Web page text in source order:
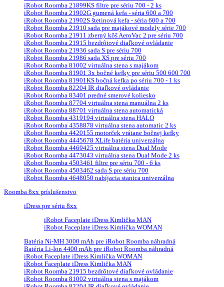
iRobot Roomba 21899KS filtre pre sériu 700 - 2 ks
iRobot Roomba 21902G gumená kefa - séria 600 a 700
iRobot Roomba 21902S štetinová kefa - séria 600 a 700
iRobot Roomba 21910 sada pre majákové modely série 700
iRobot Roomba 21911 zberný kôš AeroVac 2 pre sériu 700
iRobot Roomba 21915 bezdrôtové diaľkové ovládanie
iRobot Roomba 21936 sada S pre sériu 700
iRobot Roomba 21986 sada XS pre sériu 700
iRobot Roomba 81002 virtuálna stena s majákom
iRobot Roomba 81901 3x bočné kefky pre sériu 500 600 700
iRobot Roomba 81901KS bočná kefka po sériu 700 - 1 ks
iRobot Roomba 82204 IR diaľkové ovládanie
iRobot Roomba 83401 predné smerové koliesko
iRobot Roomba 87704 virtuálna stena manuálna 2 ks
iRobot Roomba 88701 virtuálna stena automatická
iRobot Roomba 4319194 virtuálna stena HALO
iRobot Roomba 4358878 virtuálna stena automatic 2 ks
iRobot Roomba 4420155 motorček vrátane bočnej kefky
iRobot Roomba 4445678 XLife batéria univerzálna
iRobot Roomba 4469425 virtuálna stena Dual Mode
iRobot Roomba 4473043 virtuálna stena Dual Mode 2 ks
iRobot Roomba 4503461 filtre pre sériu 700 - 6 ks
iRobot Roomba 4503462 sada S pre sériu 700
iRobot Roomba 4648050 nabíjacia stanica univerzálna
Roomba 8xx príslušenstvo
iDress pre sériu 8xx
iRobot Faceplate iDress Kimlička MAN
iRobot Faceplate iDress Kimlička WOMAN
Batéria Ni-MH 3000 mAh pre iRobot Roomba náhradná
Batéria Li-Ion 4400 mAh pre iRobot Roomba náhradná
iRobot Faceplate iDress Kimlička WOMAN
iRobot Faceplate iDress Kimlička MAN
iRobot Roomba 21915 bezdrôtové diaľkové ovládanie
iRobot Roomba 81002 virtuálna stena s majákom